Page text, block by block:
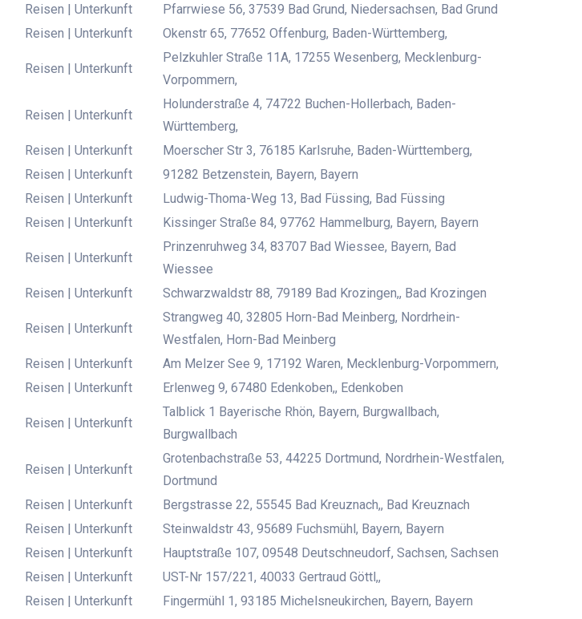
Reisen | Unterkunft
Pfarrwiese 56, 37539 Bad Grund, Niedersachsen, Bad Grund
Reisen | Unterkunft Okenstr 65, 77652 Offenburg, Baden-Württemberg,
Reisen | Unterkunft
Pelzkuhler Straße 11A, 17255 Wesenberg, Mecklenburg-
Vorpommern,
Reisen | Unterkunft
Holunderstraße 4, 74722 Buchen-Hollerbach, Baden-
Württemberg,
Reisen | Unterkunft
Moerscher Str 3, 76185 Karlsruhe, Baden-Württemberg,
Reisen | Unterkunft
91282 Betzenstein, Bayern, Bayern
Reisen | Unterkunft
Ludwig-Thoma-Weg 13, Bad Füssing, Bad Füssing
Reisen | Unterkunft Kissinger Straße 84, 97762 Hammelburg, Bayern, Bayern
Reisen | Unterkunft
Prinzenruhweg 34, 83707 Bad Wiessee, Bayern, Bad
Wiessee
Reisen | Unterkunft Schwarzwaldstr 88, 79189 Bad Krozingen,, Bad Krozingen
Reisen | Unterkunft
Strangweg 40, 32805 Horn-Bad Meinberg, Nordrhein-
Westfalen, Horn-Bad Meinberg
Reisen | Unterkunft
Am Melzer See 9, 17192 Waren, Mecklenburg-Vorpommern,
Reisen | Unterkunft Erlenweg 9, 67480 Edenkoben,, Edenkoben
Reisen | Unterkunft
Talblick 1 Bayerische Rhön, Bayern, Burgwallbach,
Burgwallbach
Reisen | Unterkunft
Grotenbachstraße 53, 44225 Dortmund, Nordrhein-Westfalen,
Dortmund
Reisen | Unterkunft
Bergstrasse 22, 55545 Bad Kreuznach,, Bad Kreuznach
Reisen | Unterkunft
Steinwaldstr 43, 95689 Fuchsmühl, Bayern, Bayern
Reisen | Unterkunft
Hauptstraße 107, 09548 Deutschneudorf, Sachsen, Sachsen
Reisen | Unterkunft
UST-Nr 157/221, 40033 Gertraud Göttl,,
Reisen | Unterkunft Fingermühl 1, 93185 Michelsneukirchen, Bayern, Bayern